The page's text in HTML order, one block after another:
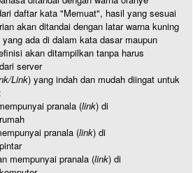
daftar kata "Memuat", hasil yang sesuai
akan ditandai dengan latar warna kuning
ada di dalam kata dasar maupun
akan ditampilkan tanpa harus
server
Link) yang indah dan mudah diingat untuk
pranala (link) di
pranala (link) di
mempunyai pranala (link) di